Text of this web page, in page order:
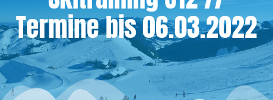
Termine bis 06.03.2022